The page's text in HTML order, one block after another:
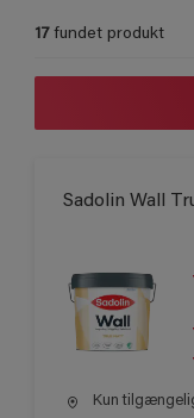
17fundet produkt
Sadolin Wall
Kun